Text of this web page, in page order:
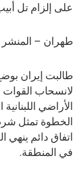
على إلزام تل
طهران – المنشر
طالبت إيران
لانسحاب القوات
الأراضي
الخطوة تمثل
اتفاق دائم ينهي
في المنطقة.